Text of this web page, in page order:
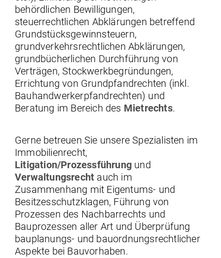
behördlichen Bewilligungen,
steuerrechtlichen Abklärungen betreffend
Grundstücksgewinnsteuern,
grundverkehrsrechtlichen Abklärungen,
grundbücherlichen Durchführung von
Verträgen, Stockwerkbegründungen,
Errichtung von Grundpfandrechten (inkl.
Bauhandwerkerpfandrechten) und
Beratung im Bereich des Mietrechts.
Gerne betreuen Sie unsere Spezialisten im
Immobilienrecht,
Litigation/Prozessführung und
Verwaltungsrecht auch im
Zusammenhang mit Eigentums- und
Besitzesschutzklagen, Führung von
Prozessen des Nachbarrechts und
Bauprozessen aller Art und Überprüfung
bauplanungs- und bauordnungsrechtlicher
Aspekte bei Bauvorhaben.